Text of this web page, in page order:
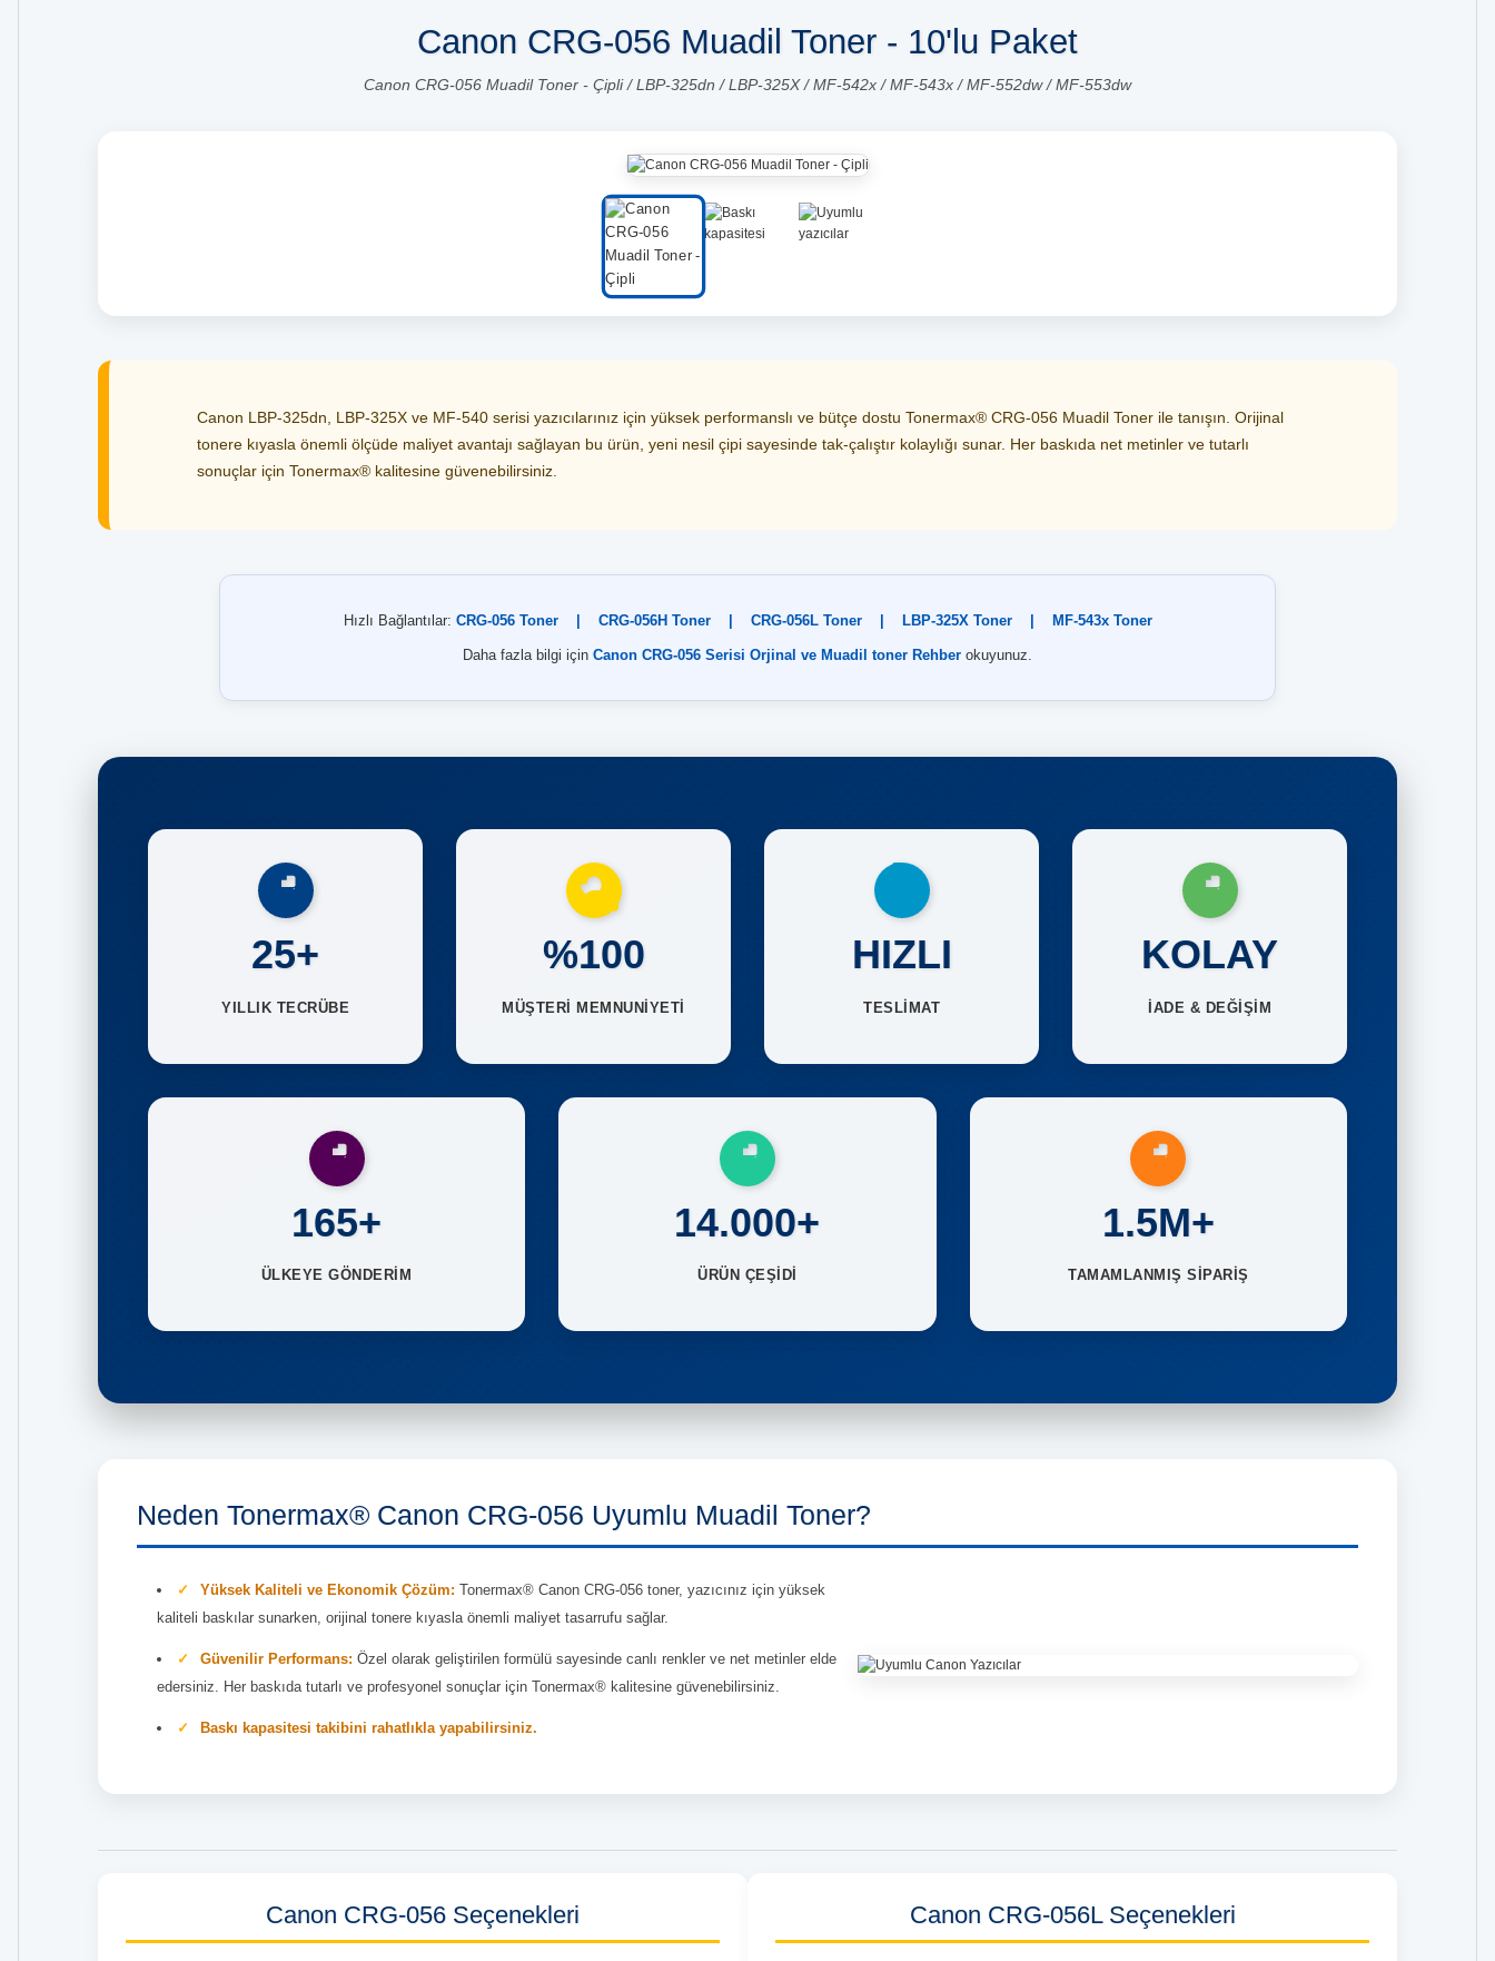
Canon CRG-056 Muadil Toner - 10'lu Paket
Canon CRG-056 Muadil Toner - Çipli / LBP-325dn / LBP-325X / MF-542x / MF-543x / MF-552dw / MF-553dw
Canon LBP-325dn, LBP-325X ve MF-540 serisi yazıcılarınız için yüksek performanslı ve bütçe dostu Tonermax® CRG-056 Muadil Toner ile tanışın. Orijinal
tonere kıyasla önemli ölçüde maliyet avantajı sağlayan bu ürün, yeni nesil çipi sayesinde tak-çalıştır kolaylığı sunar. Her baskıda net metinler ve tutarlı
sonuçlar için Tonermax® kalitesine güvenebilirsiniz.
Hızlı Bağlantılar: CRG-056 Toner CRG-056H Toner CRG-056L Toner LBP-325X Toner MF-543x Toner
Daha fazla bilgi için Canon CRG-056 Serisi Orjinal ve Muadil toner Rehber okuyunuz.
25+
YILLIK TECRÜBE
%100
MÜŞTERİ MEMNUNİYETİ
HIZLI
TESLİMAT
KOLAY
İADE & DEĞİŞİM
165+
ÜLKEYE GÖNDERİM
14.000+
ÜRÜN ÇEŞİDİ
1.5M+
TAMAMLANMIŞ SİPARİŞ
Neden Tonermax® Canon CRG-056 Uyumlu Muadil Toner?
Yüksek Kaliteli ve Ekonomik Çözüm: Tonermax® Canon CRG-056 toner, yazıcınız için yüksek
kaliteli baskılar sunarken, orijinal tonere kıyasla önemli maliyet tasarrufu sağlar.
Güvenilir Performans: Özel olarak geliştirilen formülü sayesinde canlı renkler ve net metinler elde
edersiniz. Her baskıda tutarlı ve profesyonel sonuçlar için Tonermax® kalitesine güvenebilirsiniz.
Baskı kapasitesi takibini rahatlıkla yapabilirsiniz.
Canon CRG-056 Seçenekleri Canon CRG-056L Seçenekleri